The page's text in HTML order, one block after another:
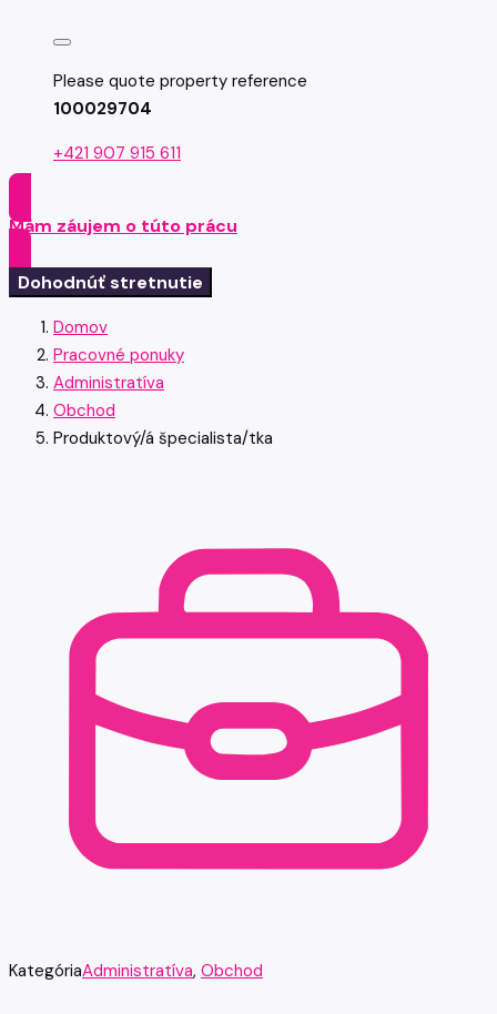
Please quote property reference
100029704
+421 907 915 611
Mám záujem o túto prácu
Dohodnúť stretnutie
Domov
Pracovné ponuky
Administratíva
Obchod
Produktový/á špecialista/tka
KategóriaAdministratíva, Obchod